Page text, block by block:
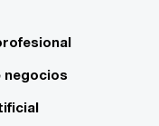
negocios